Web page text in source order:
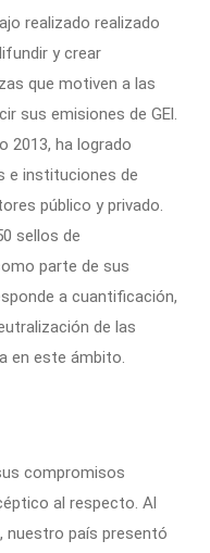
realizado realizado
y crear
que motiven a las
sus emisiones de GEl.
2013, ha logrado
e instituciones de
público y privado.
sellos de
parte de sus
a cuantificación,
de las
en este ámbito.
compromisos
al respecto. Al
nuestro país presentó